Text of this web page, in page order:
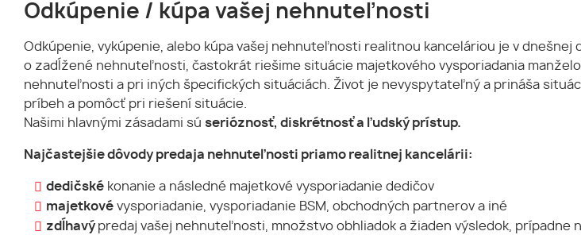
Odkúpenie / kúpa vašej nehnuteľnosti
Odkúpenie, vykúpenie, alebo kúpa vašej nehnuteľnosti realitnou kanceláriou je v
o zadĺžené nehnuteľnosti, častokrát riešime situácie majetkového vysporiadania
nehnuteľnosti a pri iných špecifických situáciách. Život je nevyspytateľný a prináša
príbeh a pomôcť pri riešení situácie.
Našimi hlavnými zásadami sú serióznosť, diskrétnosť a ľudský prístup.
Najčastejšie dôvody predaja nehnuteľnosti priamo realitnej kancelárii:
dedičské konanie a následné majetkové vysporiadanie dedičov
majetkové vysporiadanie, vysporiadanie BSM, obchodných partnerov a iné
zdĺhavý predaj vašej nehnuteľnosti, množstvo obhliadok a žiaden výsledok, prípadne